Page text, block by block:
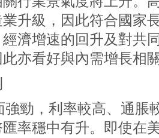
升級，因此符合國家
濟增速的回升及對共
亦看好與內需增長相
強勁，利率較高、通脹
率穩中有升。即使在